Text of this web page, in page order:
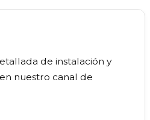
de instalación y
nuestro canal de